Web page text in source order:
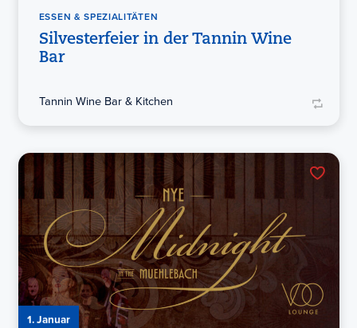
ESSEN & SPEZIALITÄTEN
Silvesterfeier in der Tannin Wine
Bar
Tannin Wine Bar & Kitchen
1. Januar